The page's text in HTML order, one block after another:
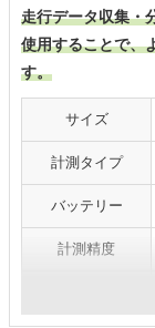
走行データ収集・
使用することで、
す。
サイズ
計測タイプ
バッテリー
計測精度